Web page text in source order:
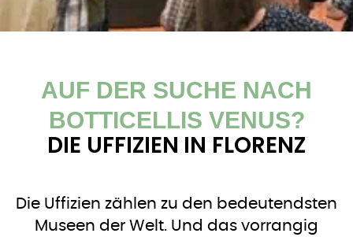
AUF DER SUCHE NACH
BOTTICELLIS VENUS?
DIE UFFIZIEN IN FLORENZ
Die Uffizien zählen zu den bedeutendsten
Museen der Welt. Und das vorrangig